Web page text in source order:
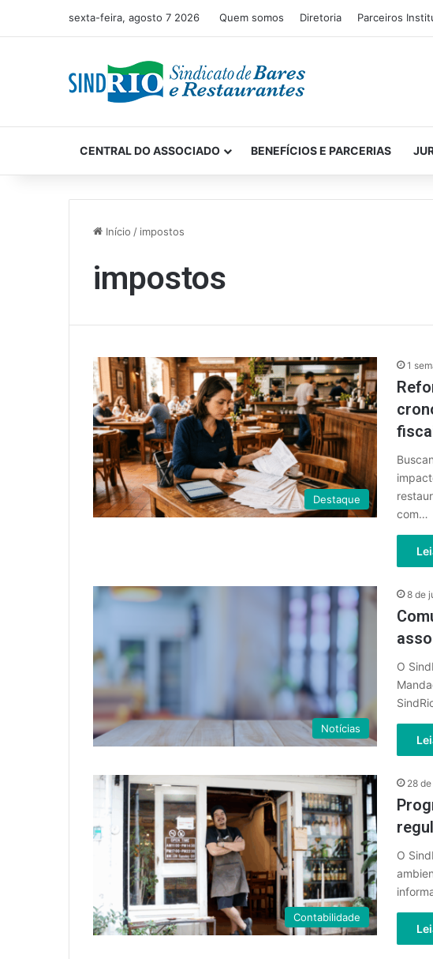
sexta-feira, agosto 7 2026 Quem somos Diretoria Parceiros
CENTRAL DO ASSOCIADO BENEFÍCIOS E PARCERIAS
Início / impostos
impostos
Destaque
1
com…
Notícias
8 de
O
Contabilidade
28
O